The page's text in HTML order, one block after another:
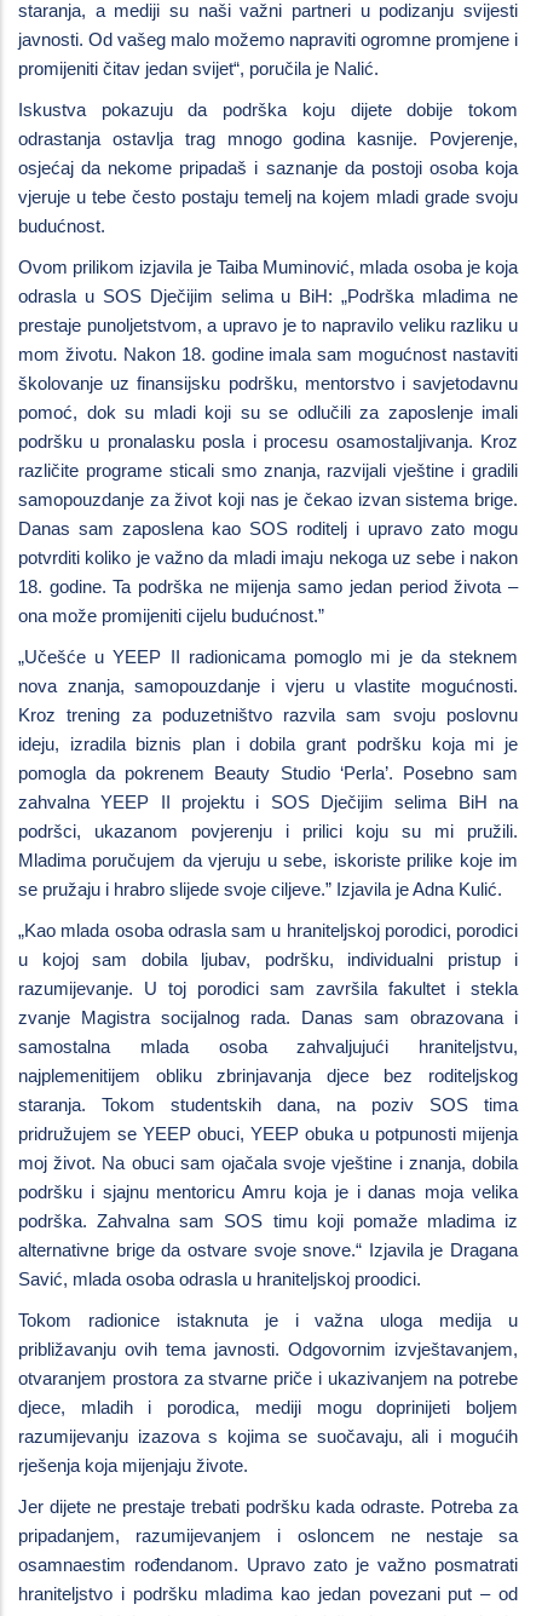
staranja, a mediji su naši važni partneri u podizanju svijesti
javnosti. Od vašeg malo možemo napraviti ogromne promjene i
promijeniti čitav jedan svijet“, poručila je Nalić.
Iskustva pokazuju da podrška koju dijete dobije tokom
odrastanja ostavlja trag mnogo godina kasnije. Povjerenje,
osjećaj da nekome pripadaš i saznanje da postoji osoba koja
vjeruje u tebe često postaju temelj na kojem mladi grade svoju
budućnost.
Ovom prilikom izjavila je Taiba Muminović, mlada osoba je koja
odrasla u SOS Dječijim selima u BiH: „Podrška mladima ne
prestaje punoljetstvom, a upravo je to napravilo veliku razliku u
mom životu. Nakon 18. godine imala sam mogućnost nastaviti
školovanje uz finansijsku podršku, mentorstvo i savjetodavnu
pomoć, dok su mladi koji su se odlučili za zaposlenje imali
podršku u pronalasku posla i procesu osamostaljivanja. Kroz
različite programe sticali smo znanja, razvijali vještine i gradili
samopouzdanje za život koji nas je čekao izvan sistema brige.
Danas sam zaposlena kao SOS roditelj i upravo zato mogu
potvrditi koliko je važno da mladi imaju nekoga uz sebe i nakon
18. godine. Ta podrška ne mijenja samo jedan period života –
ona može promijeniti cijelu budućnost.”
„Učešće u YEEP II radionicama pomoglo mi je da steknem
nova znanja, samopouzdanje i vjeru u vlastite mogućnosti.
Kroz trening za poduzetništvo razvila sam svoju poslovnu
ideju, izradila biznis plan i dobila grant podršku koja mi je
pomogla da pokrenem Beauty Studio ‘Perla’. Posebno sam
zahvalna YEEP II projektu i SOS Dječijim selima BiH na
podršci, ukazanom povjerenju i prilici koju su mi pružili.
Mladima poručujem da vjeruju u sebe, iskoriste prilike koje im
se pružaju i hrabro slijede svoje ciljeve.” Izjavila je Adna Kulić.
„Kao mlada osoba odrasla sam u hraniteljskoj porodici, porodici
u kojoj sam dobila ljubav, podršku, individualni pristup i
razumijevanje. U toj porodici sam završila fakultet i stekla
zvanje Magistra socijalnog rada. Danas sam obrazovana i
samostalna mlada osoba zahvaljujući hraniteljstvu,
najplemenitijem obliku zbrinjavanja djece bez roditeljskog
staranja. Tokom studentskih dana, na poziv SOS tima
pridružujem se YEEP obuci, YEEP obuka u potpunosti mijenja
moj život. Na obuci sam ojačala svoje vještine i znanja, dobila
podršku i sjajnu mentoricu Amru koja je i danas moja velika
podrška. Zahvalna sam SOS timu koji pomaže mladima iz
alternativne brige da ostvare svoje snove.“ Izjavila je Dragana
Savić, mlada osoba odrasla u hraniteljskoj proodici.
Tokom radionice istaknuta je i važna uloga medija u
približavanju ovih tema javnosti. Odgovornim izvještavanjem,
otvaranjem prostora za stvarne priče i ukazivanjem na potrebe
djece, mladih i porodica, mediji mogu doprinijeti boljem
razumijevanju izazova s kojima se suočavaju, ali i mogućih
rješenja koja mijenjaju živote.
Jer dijete ne prestaje trebati podršku kada odraste. Potreba za
pripadanjem, razumijevanjem i osloncem ne nestaje sa
osamnaestim rođendanom. Upravo zato je važno posmatrati
hraniteljstvo i podršku mladima kao jedan povezani put – od